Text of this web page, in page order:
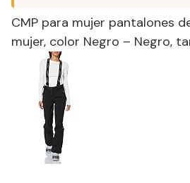
CMP para mujer pantalones
mujer, color Negro – Negro,